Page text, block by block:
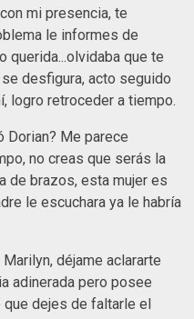
mi presencia, te
le informes de
querida...olvidaba que te
desfigura, acto seguido
logro retroceder a tiempo.
Dorian? Me parece
no creas que serás la
de brazos, esta mujer es
le escuchara ya le habría
déjame aclararte
adinerada pero posee
que dejes de faltarle el